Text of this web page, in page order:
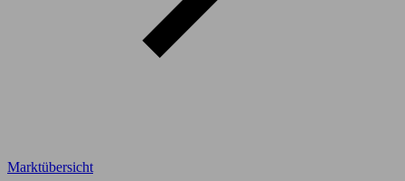
Marktübersicht